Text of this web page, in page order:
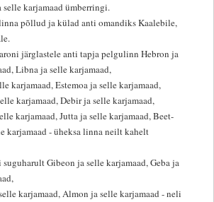
selle karjamaad ümberringi.
põllud ja külad anti omandiks Kaalebile,
järglastele anti tapja pelgulinn Hebron ja
Libna ja selle karjamaad,
karjamaad, Estemoa ja selle karjamaad,
karjamaad, Debir ja selle karjamaad,
karjamaad, Jutta ja selle karjamaad, Beet-
karjamaad - üheksa linna neilt kahelt
Gibeon ja selle karjamaad, Geba ja
karjamaad, Almon ja selle karjamaad - neli